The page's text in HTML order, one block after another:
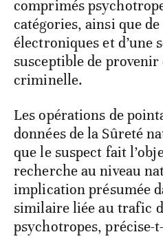
comprimés
catégories, ainsi que
électroniques et d’une
susceptible de
criminelle.
Les opérations de
données de la Sûreté
que le suspect fait
recherche au niveau
implication présumée
similaire liée au trafic
psychotropes, précise-